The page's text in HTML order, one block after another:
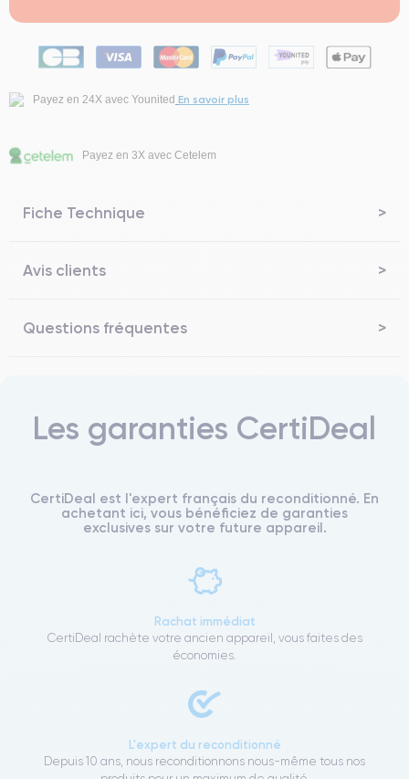
Payez en 24X avec Younited En savoir plus
Payez en 3X avec Cetelem
Fiche Technique
Avis clients
Questions fréquentes
Les garanties CertiDeal
CertiDeal est l'expert français du reconditionné. En
achetant ici, vous bénéficiez de garanties
exclusives sur votre future appareil.
Rachat immédiat
CertiDeal rachète votre ancien appareil, vous faites des
économies.
L'expert du reconditionné
Depuis 10 ans, nous reconditionnons nous-même tous nos